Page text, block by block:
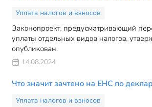
Уплата налогов и взносов
Законопроект, предусматривающий
уплаты отдельных видов налогов,
опубликован.
14.08.2024
Что значит зачтено на ЕНС по
Уплата налогов и взносов